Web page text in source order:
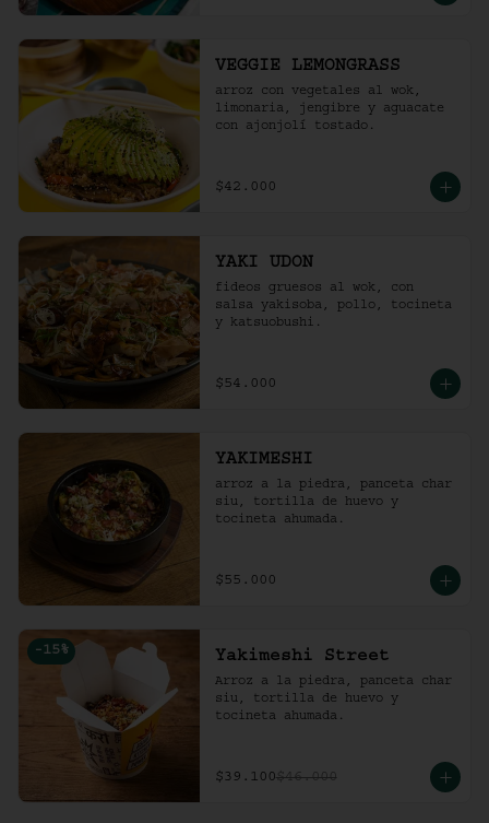
VEGGIE LEMONGRASS
arroz con vegetales al wok,
limonaria, jengibre y aguacate
con ajonjolí tostado.
$42.000
YAKI UDON
fideos gruesos al wok, con
salsa yakisoba, pollo, tocineta
y katsuobushi.
$54.000
YAKIMESHI
arroz a la piedra, panceta char
siu, tortilla de huevo y
tocineta ahumada.
$55.000
-15 % Yakimeshi Street
Arroz a la piedra, panceta char
siu, tortilla de huevo y
tocineta ahumada.
$39.100$46.000